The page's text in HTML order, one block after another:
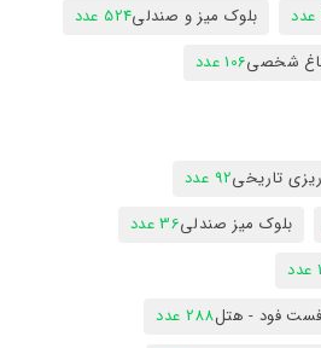
بلوک میز و صندلی524 عدد
شخصی106 عدد
تاریخی92 عدد
بلوک میز صندلی36 عدد
فود - هتل288 عدد